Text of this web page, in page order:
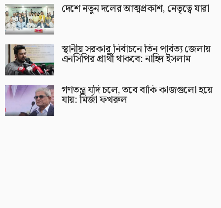
দেশে নতুন দলের আত্মপ্রকাশ, নেতৃত্বে যারা
স্থানীয় সরকার নির্বাচনে তিন পার্বত্য জেলায়
এনসিপির প্রার্থী থাকবে: নাহিদ ইসলাম
গণতন্ত্র যদি চলে, তবে বাকি কাজগুলো হয়ে
যায়: মির্জা ফখরুল